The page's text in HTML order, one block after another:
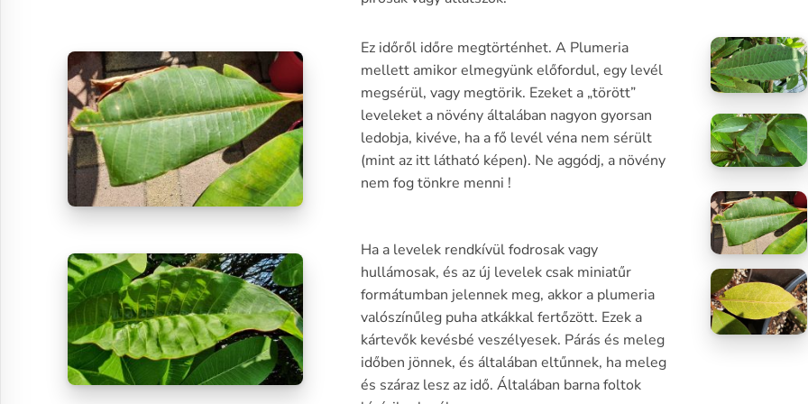
Ez időről időre megtörténhet. A Plumeria
mellett amikor elmegyünk előfordul, egy levél
megsérül, vagy megtörik. Ezeket a „törött”
leveleket a növény általában nagyon gyorsan
ledobja, kivéve, ha a fő levél véna nem sérült
(mint az itt látható képen). Ne aggódj, a növény
nem fog tönkre menni !
Ha a levelek rendkívül fodrosak vagy
hullámosak, és az új levelek csak miniatűr
formátumban jelennek meg, akkor a plumeria
valószínűleg puha atkákkal fertőzött. Ezek a
kártevők kevésbé veszélyesek. Párás és meleg
időben jönnek, és általában eltűnnek, ha meleg
és száraz lesz az idő. Általában barna foltok